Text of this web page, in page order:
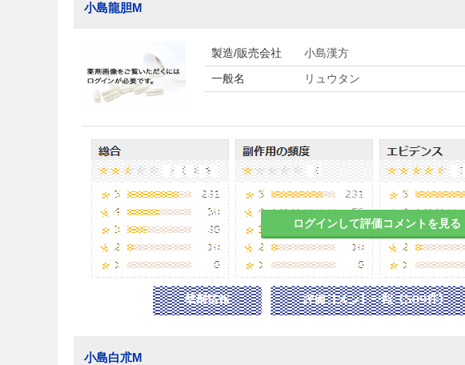
小島龍胆M
製造/販売会社
小島漢方
一般名
リュウタン
ログインして評価コメントを見る
小島白朮M